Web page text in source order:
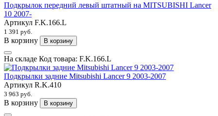
Подкрылок передний левый штатный на MITSUBISHI Lancer
10 2007-
Артикул F.K.166.L
1 391 руб.
В корзину В корзину
На складе Код товара: F.K.166.L
Подкрылки задние Mitsubishi Lancer 9 2003-2007
Артикул R.K.410
3 963 руб.
В корзину В корзину